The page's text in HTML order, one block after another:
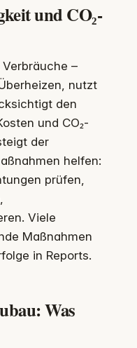
und CO₂-
–
nutzt
den
und CO₂-
der
helfen:
prüfen,
Viele
Maßnahmen
in Reports.
Was